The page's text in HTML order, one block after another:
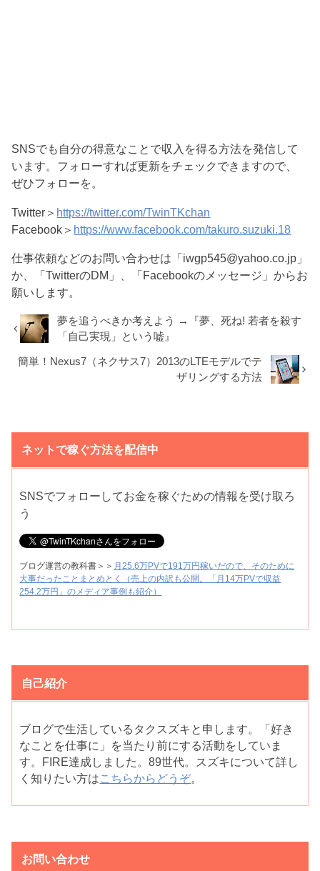
SNSでも自分の得意なことで収入を得る方法を発信して
います。フォローすれば更新をチェックできますので、
ぜひフォローを。
Twitter＞ https://twitter.com/TwinTKchan
Facebook＞ https://www.facebook.com/takuro.suzuki.18
仕事依頼などのお問い合わせは「iwgp545@yahoo.co.jp」
か、「TwitterのDM」、「Facebookのメッセージ」からお
願いします。
夢を追うべきか考えよう →『夢、死ね! 若者を殺す
「自己実現」という嘘』
簡単！Nexus7（ネクサス7）2013のLTEモデルでテ
ザリングする方法
ネットで稼ぐ方法を配信中
SNSでフォローしてお金を稼ぐための情報を受け取ろ
う
ブログ運営の教科書＞＞ 月25.6万PVで191万円稼いだので、そのために
大事だったことまとめとく（売上の内訳も公開。「月14万PVで収益
254.2万円」のメディア事例も紹介）
自己紹介
ブログで生活しているタクスズキと申します。「好き
なことを仕事に」を当たり前にする活動をしていま
す。FIRE達成しました。89世代。スズキについて詳し
く知りたい方はこちらからどうぞ。
お問い合わせ